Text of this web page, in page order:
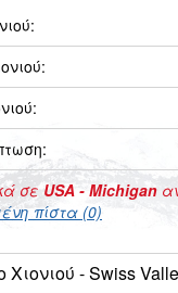
σεUSA - Michigan
πίστα (0)
Χιονιού - Swiss